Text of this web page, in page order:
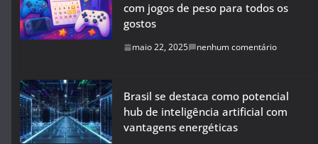
com jogos de peso para todos os
gostos
maio 22, 2025 nenhum comentário
Brasil se destaca como potencial
hub de inteligência artificial com
vantagens energéticas